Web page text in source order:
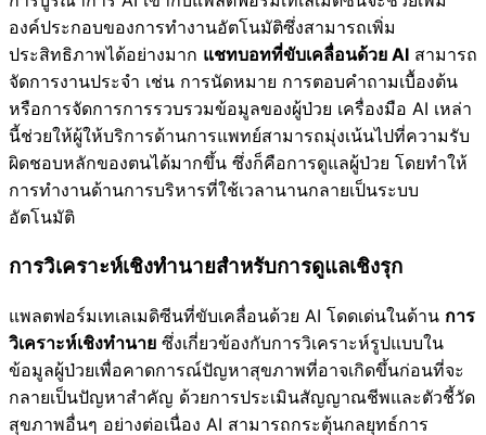
องค์ประกอบของการทำงานอัตโนมัติซึ่งสามารถเพิ่ม
ประสิทธิภาพได้อย่างมาก แชทบอทที่ขับเคลื่อนด้วย AI สามารถ
จัดการงานประจำ เช่น การนัดหมาย การตอบคำถามเบื้องต้น
หรือการจัดการการรวบรวมข้อมูลของผู้ป่วย เครื่องมือ AI เหล่า
นี้ช่วยให้ผู้ให้บริการด้านการแพทย์สามารถมุ่งเน้นไปที่ความรับ
ผิดชอบหลักของตนได้มากขึ้น ซึ่งก็คือการดูแลผู้ป่วย โดยทำให้
การทำงานด้านการบริหารที่ใช้เวลานานกลายเป็นระบบ
อัตโนมัติ
การวิเคราะห์เชิงทำนายสำหรับการดูแลเชิงรุก
แพลตฟอร์มเทเลเมดิซีนที่ขับเคลื่อนด้วย AI โดดเด่นในด้าน การ
วิเคราะห์เชิงทำนาย ซึ่งเกี่ยวข้องกับการวิเคราะห์รูปแบบใน
ข้อมูลผู้ป่วยเพื่อคาดการณ์ปัญหาสุขภาพที่อาจเกิดขึ้นก่อนที่จะ
กลายเป็นปัญหาสำคัญ ด้วยการประเมินสัญญาณชีพและตัวชี้วัด
สุขภาพอื่นๆ อย่างต่อเนื่อง AI สามารถกระตุ้นกลยุทธ์การ